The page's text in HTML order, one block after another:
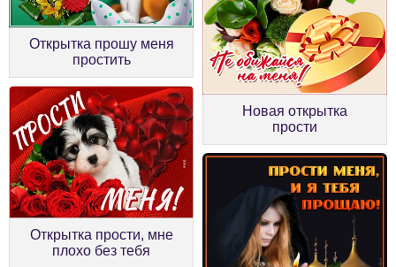
Открытка прошу меня
простить
Новая открытка
прости
Открытка прости, мне
плохо без тебя